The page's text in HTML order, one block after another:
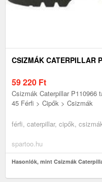
CSIZMÁK CATERPILLAR
59 220 Ft
Csizmák Caterpillar P110966
45 Férfi > Cipők > Csizmák
férfi, caterpillar, cipők,
spartoo.hu
Hasonlók, mint Csizmák